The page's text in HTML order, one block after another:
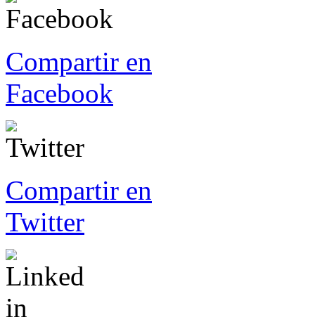
Compartir en
Facebook
Compartir en
Twitter